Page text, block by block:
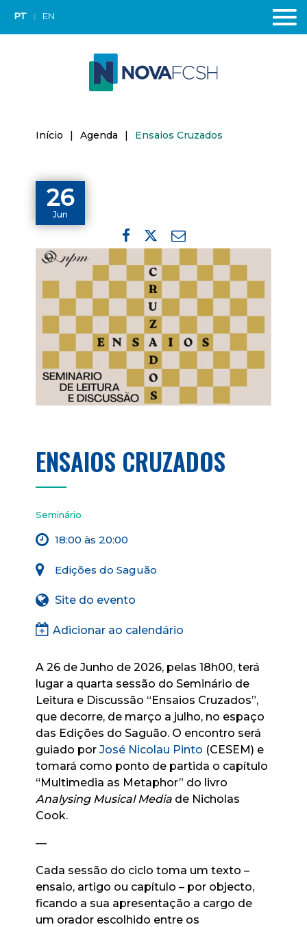
PT EN
Início | Agenda | Ensaios Cruzados
26
Jun
ENSAIOS CRUZADOS
Seminário
18:00 às 20:00
Edições do Saguão
Site do evento
Adicionar ao calendário
A 26 de Junho de 2026, pelas 18h00, terá
lugar a quarta sessão do Seminário de
Leitura e Discussão “Ensaios Cruzados”,
que decorre, de março a julho, no espaço
das Edições do Saguão. O encontro será
guiado porJosé Nicolau Pinto (CESEM) e
tomará como ponto de partida o capítulo
“Multimedia as Metaphor” do livro
Analysing Musical Media de Nicholas
Cook.
—
Cada sessão do ciclo toma um texto –
ensaio, artigo ou capítulo – por objecto,
ficando a sua apresentação a cargo de
um orador escolhido entre os